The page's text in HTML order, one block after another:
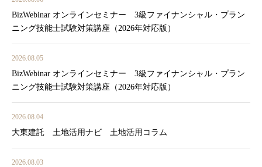
BizWebinar オンラインセミナー 3級ファイナンシャル・プラン
ニング技能士試験対策講座（2026年対応版）
2026.08.05
BizWebinar オンラインセミナー 3級ファイナンシャル・プラン
ニング技能士試験対策講座（2026年対応版）
2026.08.04
大東建託 土地活用ナビ 土地活用コラム
2026.08.03